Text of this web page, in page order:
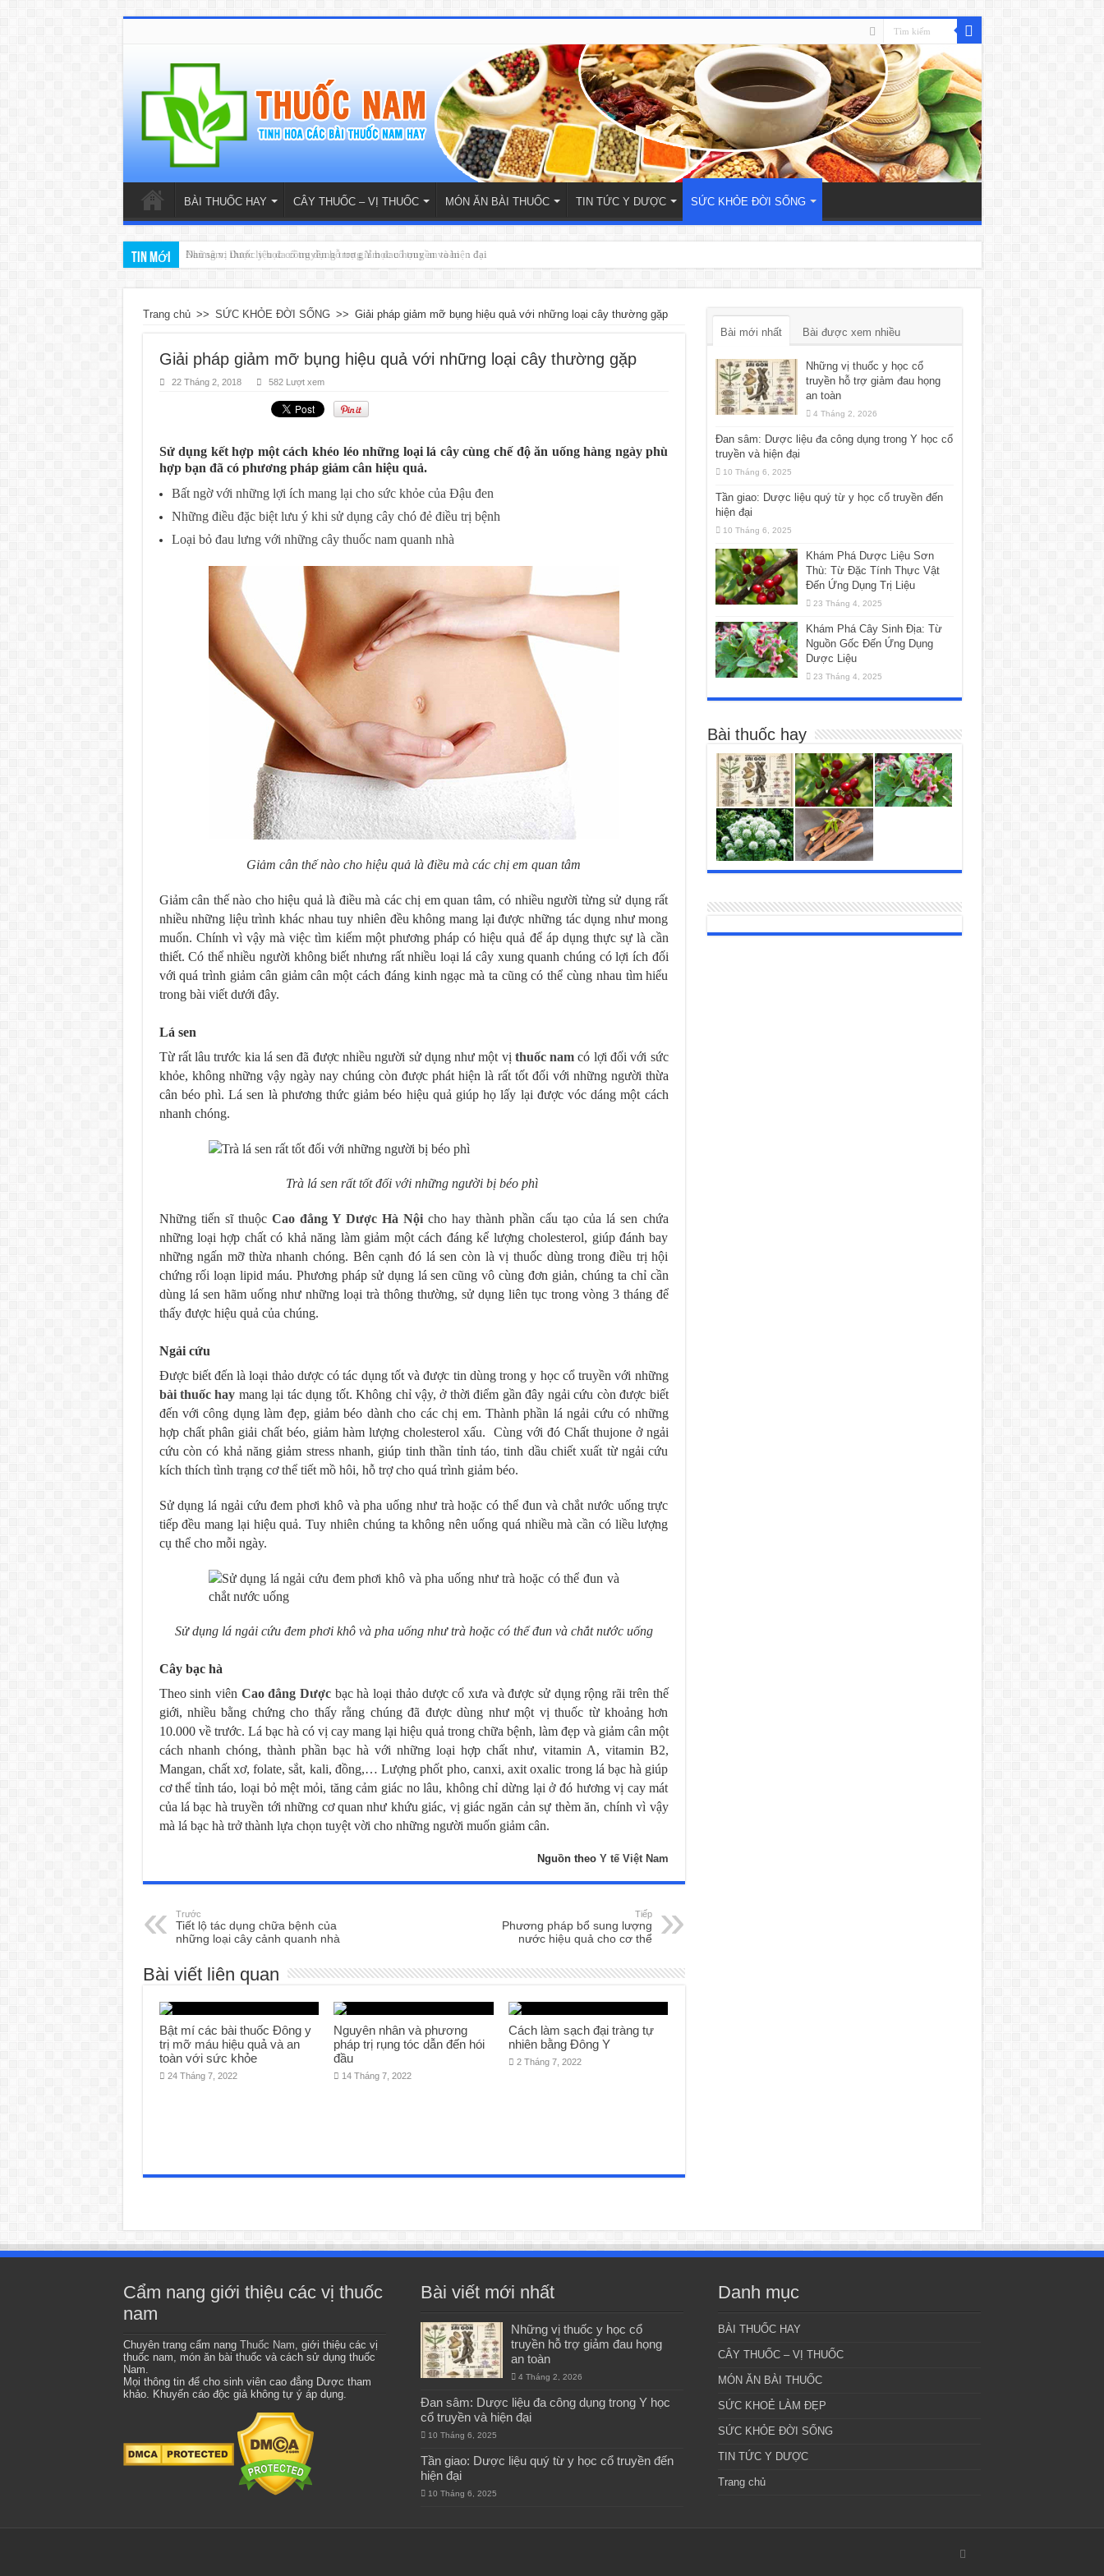
BÀI THUỐC HAY CÂY THUỐC – VỊ THUỐC MÓN ĂN BÀI THUỐC TIN TỨC Y DƯỢC SỨC KHỎE ĐỜI SỐNG
Tin mới Đan sâm: Dược liệu đa công dụng trong Y học cổ truyền và hiện đại
Trang chủ >> SỨC KHỎE ĐỜI SỐNG >> Giải pháp giảm mỡ bụng hiệu quả với những loại cây thường gặp
Giải pháp giảm mỡ bụng hiệu quả với những loại cây thường gặp
22 Tháng 2, 2018 582 Lượt xem
Sử dụng kết hợp một cách khéo léo những loại lá cây cùng chế độ ăn uống hàng ngày phù
hợp bạn đã có phương pháp giảm cân hiệu quả.
Bất ngờ với những lợi ích mang lại cho sức khỏe của Đậu đen
Những điều đặc biệt lưu ý khi sử dụng cây chó đẻ điều trị bệnh
Loại bỏ đau lưng với những cây thuốc nam quanh nhà
Giảm cân thế nào cho hiệu quả là điều mà các chị em quan tâm
Giảm cân thế nào cho hiệu quả là điều mà các chị em quan tâm, có nhiều người từng sử dụng rất
nhiều những liệu trình khác nhau tuy nhiên đều không mang lại được những tác dụng như mong
muốn. Chính vì vậy mà việc tìm kiếm một phương pháp có hiệu quả để áp dụng thực sự là cần
thiết. Có thể nhiều người không biết nhưng rất nhiều loại lá cây xung quanh chúng có lợi ích đối
với quá trình giảm cân giảm cân một cách đáng kinh ngạc mà ta cũng có thể cùng nhau tìm hiểu
trong bài viết dưới đây.
Lá sen
Từ rất lâu trước kia lá sen đã được nhiều người sử dụng như một vị thuốc nam có lợi đối với sức
khỏe, không những vậy ngày nay chúng còn được phát hiện là rất tốt đối với những người thừa
cân béo phì. Lá sen là phương thức giảm béo hiệu quả giúp họ lấy lại được vóc dáng một cách
nhanh chóng.
Trà lá sen rất tốt đối với những người bị béo phì
Những tiến sĩ thuộc Cao đẳng Y Dược Hà Nộicho hay thành phần cấu tạo của lá sen chứa
những loại hợp chất có khả năng làm giảm một cách đáng kể lượng cholesterol, giúp đánh bay
những ngấn mỡ thừa nhanh chóng. Bên cạnh đó lá sen còn là vị thuốc dùng trong điều trị hội
chứng rối loạn lipid máu. Phương pháp sử dụng lá sen cũng vô cùng đơn giản, chúng ta chỉ cần
dùng lá sen hãm uống như những loại trà thông thường, sử dụng liên tục trong vòng 3 tháng để
thấy được hiệu quả của chúng.
Ngải cứu
Được biết đến là loại thảo dược có tác dụng tốt và được tin dùng trong y học cổ truyền với những
bài thuốc hay mang lại tác dụng tốt. Không chỉ vậy, ở thời điểm gần đây ngải cứu còn được biết
đến với công dụng làm đẹp, giảm béo dành cho các chị em. Thành phần lá ngải cứu có những
hợp chất phân giải chất béo, giảm hàm lượng cholesterol xấu. Cùng với đó Chất thujone ở ngải
cứu còn có khả năng giảm stress nhanh, giúp tinh thần tỉnh táo, tinh dầu chiết xuất từ ngải cứu
kích thích tình trạng cơ thể tiết mồ hôi, hỗ trợ cho quá trình giảm béo.
Sử dụng lá ngải cứu đem phơi khô và pha uống như trà hoặc có thể đun và chắt nước uống trực
tiếp đều mang lại hiệu quả. Tuy nhiên chúng ta không nên uống quá nhiều mà cần có liều lượng
cụ thể cho mỗi ngày.
Sử dụng lá ngải cứu đem phơi khô và pha uống như trà hoặc có thể đun và chắt nước uống
Cây bạc hà
Theo sinh viên Cao đẳng Dược bạc hà loại thảo dược cổ xưa và được sử dụng rộng rãi trên thế
giới, nhiều bằng chứng cho thấy rằng chúng đã được dùng như một vị thuốc từ khoảng hơn
10.000 về trước. Lá bạc hà có vị cay mang lại hiệu quả trong chữa bệnh, làm đẹp và giảm cân một
cách nhanh chóng, thành phần bạc hà với những loại hợp chất như, vitamin A, vitamin B2,
Mangan, chất xơ, folate, sắt, kali, đồng,… Lượng phốt pho, canxi, axit oxalic trong lá bạc hà giúp
cơ thể tỉnh táo, loại bỏ mệt mỏi, tăng cảm giác no lâu, không chỉ dừng lại ở đó hương vị cay mát
của lá bạc hà truyền tới những cơ quan như khứu giác, vị giác ngăn cản sự thèm ăn, chính vì vậy
mà lá bạc hà trở thành lựa chọn tuyệt vời cho những người muốn giảm cân.
Nguồn theo Y tế Việt Nam
Trước
Tiết lộ tác dụng chữa bệnh của
những loại cây cảnh quanh nhà
Tiếp
Phương pháp bổ sung lượng
nước hiệu quả cho cơ thể
Bài viết liên quan
Bật mí các bài thuốc Đông y
trị mỡ máu hiệu quả và an
toàn với sức khỏe
24 Tháng 7, 2022
Nguyên nhân và phương
pháp trị rụng tóc dẫn đến hói
đầu
14 Tháng 7, 2022
Cách làm sạch đại tràng tự
nhiên bằng Đông Y
2 Tháng 7, 2022
Bài mới nhất Bài được xem nhiều
Những vị thuốc y học cổ
truyền hỗ trợ giảm đau họng
an toàn
4 Tháng 2, 2026
Đan sâm: Dược liệu đa công dụng trong Y học cổ
truyền và hiện đại
10 Tháng 6, 2025
Tần giao: Dược liệu quý từ y học cổ truyền đến
hiện đại
10 Tháng 6, 2025
Khám Phá Dược Liệu Sơn
Thù: Từ Đặc Tính Thực Vật
Đến Ứng Dụng Trị Liệu
23 Tháng 4, 2025
Khám Phá Cây Sinh Địa: Từ
Nguồn Gốc Đến Ứng Dụng
Dược Liệu
23 Tháng 4, 2025
Bài thuốc hay
Cẩm nang giới thiệu các vị thuốc
nam
Chuyên trang cẩm nang Thuốc Nam, giới thiệu các vị
thuốc nam, món ăn bài thuốc và cách sử dụng thuốc
Nam.
Mọi thông tin để cho sinh viên cao đẳng Dược tham
khảo. Khuyến cáo độc giả không tự ý áp dụng.
Bài viết mới nhất
Những vị thuốc y học cổ
truyền hỗ trợ giảm đau họng
an toàn
4 Tháng 2, 2026
Đan sâm: Dược liệu đa công dụng trong Y học
cổ truyền và hiện đại
10 Tháng 6, 2025
Tần giao: Dược liệu quý từ y học cổ truyền đến
hiện đại
10 Tháng 6, 2025
Danh mục
BÀI THUỐC HAY
CÂY THUỐC – VỊ THUỐC
MÓN ĂN BÀI THUỐC
SỨC KHOẺ LÀM ĐẸP
SỨC KHỎE ĐỜI SỐNG
TIN TỨC Y DƯỢC
Trang chủ